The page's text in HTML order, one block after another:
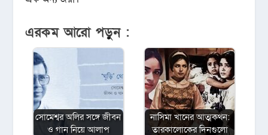
এরকম আরো পড়ুন :
সোমেশ্বর অলির সঙ্গে জীবন
ও গান নিয়ে আলাপ
নাসিমা খানের আত্মকথন:
তারকালোকের দিনগুলো